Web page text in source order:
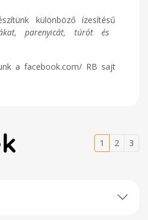
különböző ízesítésű
parenyicát, túrót és
a facebook.com/ RB sajt
1 2 3